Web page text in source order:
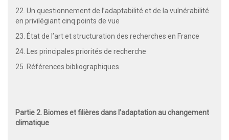
22. Un questionnement de l’adaptabilité et de la vulnérabilité
en privilégiant cinq points de vue
23. État de l’art et structuration des recherches en France
24. Les principales priorités de recherche
25. Références bibliographiques
Partie 2. Biomes et filières dans l’adaptation au changement
climatique